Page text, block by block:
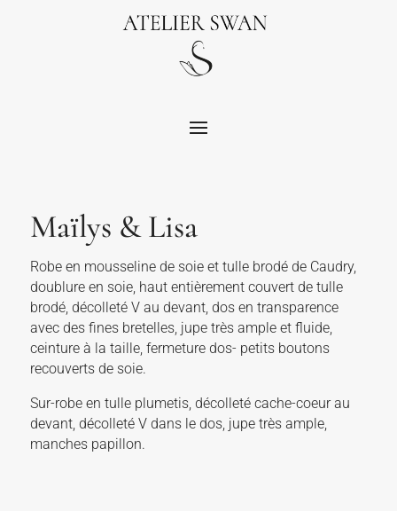
Maïlys & Lisa
Robe en mousseline de soie et tulle brodé de Caudry,
doublure en soie, haut entièrement couvert de tulle
brodé, décolleté V au devant, dos en transparence
avec des fines bretelles, jupe très ample et fluide,
ceinture à la taille, fermeture dos- petits boutons
recouverts de soie.
Sur-robe en tulle plumetis, décolleté cache-coeur au
devant, décolleté V dans le dos, jupe très ample,
manches papillon.